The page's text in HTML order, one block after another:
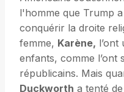
l'homme que Trump
conquérir la droite
femme, Karène,
enfants, comme l’ont
républicains. Mais
Duckworth a tenté